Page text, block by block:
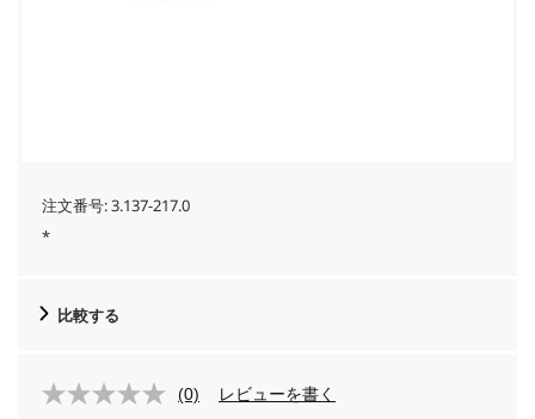
注文番号:3.137-217.0
*
比較する
(0) レビューを書く